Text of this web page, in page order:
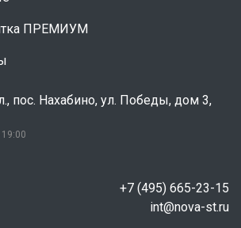
ПРЕМИУМ
пос. Нахабино, ул. Победы, дом 3,
+7 (495) 665-23-15
int@nova-st.ru